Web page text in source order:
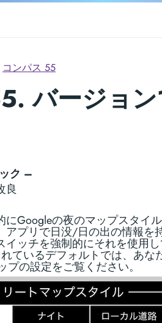
コンパス 55
バージョ
ク –
良
にGoogleの夜のマップスタイ
アプリで日没/日の出の情報を
イッチを強制的にそれを使用
ているデフォルトでは、あな
プの設定をご覧ください。